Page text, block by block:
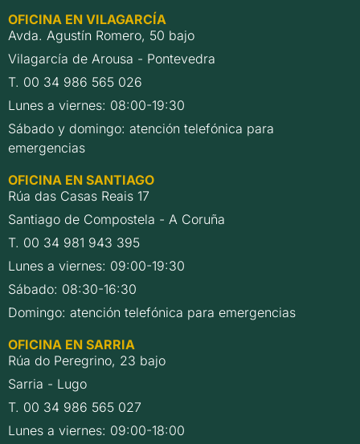
OFICINA EN VILAGARCÍA
Avda. Agustín Romero, 50 bajo
Vilagarcía de Arousa - Pontevedra
T. 00 34 986 565 026
Lunes a viernes: 08:00-19:30
Sábado y domingo: atención telefónica para
emergencias
OFICINA EN SANTIAGO
Rúa das Casas Reais 17
Santiago de Compostela - A Coruña
T. 00 34 981 943 395
Lunes a viernes: 09:00-19:30
Sábado: 08:30-16:30
Domingo: atención telefónica para emergencias
OFICINA EN SARRIA
Rúa do Peregrino, 23 bajo
Sarria - Lugo
T. 00 34 986 565 027
Lunes a viernes: 09:00-18:00